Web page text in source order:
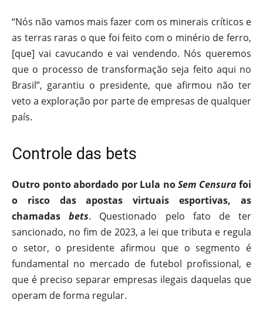
“Nós não vamos mais fazer com os minerais críticos e
as terras raras o que foi feito com o minério de ferro,
[que] vai cavucando e vai vendendo. Nós queremos
que o processo de transformação seja feito aqui no
Brasil”, garantiu o presidente, que afirmou não ter
veto a exploração por parte de empresas de qualquer
país.
Controle das bets
Outro ponto abordado por Lula noSem Censurafoi
o risco das apostas virtuais esportivas, as
chamadasbets. Questionado pelo fato de ter
sancionado, no fim de 2023, a lei que tributa e regula
o setor, o presidente afirmou que o segmento é
fundamental no mercado de futebol profissional, e
que é preciso separar empresas ilegais daquelas que
operam de forma regular.